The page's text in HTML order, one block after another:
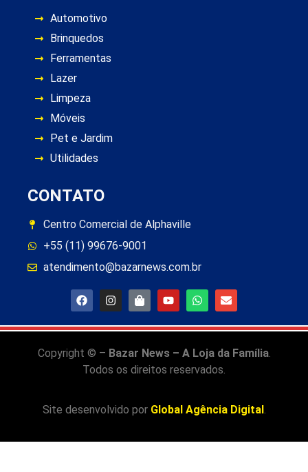
Automotivo
Brinquedos
Ferramentas
Lazer
Limpeza
Móveis
Pet e Jardim
Utilidades
CONTATO
Centro Comercial de Alphaville
+55 (11) 99676-9001
atendimento@bazarnews.com.br
Copyright © – Bazar News – A Loja da Família.
Todos os direitos reservados.
Site desenvolvido por Global Agência Digital.